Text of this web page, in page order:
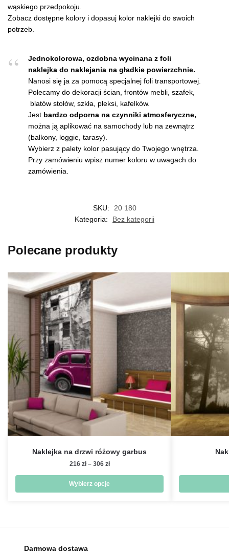
wąskiego przedpokoju.
Zobacz dostępne kolory i dopasuj kolor naklejki do swoich
potrzeb.
Jednokolorowa, ozdobna wycinana z foli
naklejka do naklejania na gładkie powierzchnie.
Nanosi się ja za pomocą specjalnej foli transportowej.
Polecamy do dekoracji ścian, frontów mebli, szafek,
blatów stołów, szkła, pleksi, kafelków.
Jest bardzo odporna na czynniki atmosferyczne,
można ją aplikować na samochody lub na zewnątrz
(balkony, loggie, tarasy).
Wybierz z palety kolor pasujący do Twojego wnętrza.
Przy zamówieniu wpisz numer koloru w uwagach do
zamówienia.
SKU:
20 180
Kategoria:
Bez kategorii
Polecane produkty
Naklejka na drzwi różowy garbus
216 zł – 306 złZakres
od
216 zł
Wybierz opcje
Darmowa dostawa